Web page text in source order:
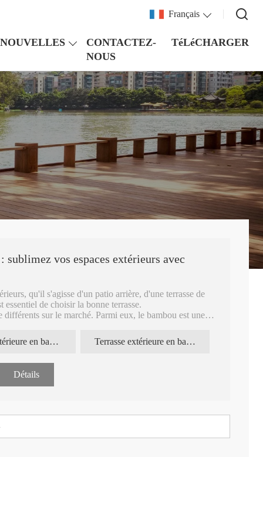
Français
NOUVELLES
CONTACTEZ-
NOUS
TéLéCHARGER
sublimez vos espaces extérieurs avec
qu'il s'agisse d'un patio arrière, d'une terrasse de
de choisir la bonne terrasse.
sur le marché. Parmi eux, le bambou est une
terrasse extérieure en bambou Terrasse extérieure en bambou REBO
Détails